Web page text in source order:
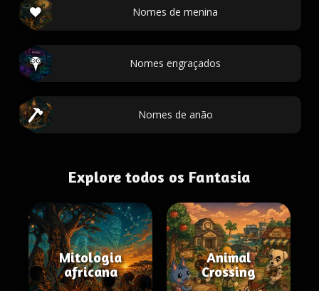
Nomes de menina
Nomes engraçados
Nomes de anão
Explore todos os Fantasia
Mitologia
africana
Animal
Crossing